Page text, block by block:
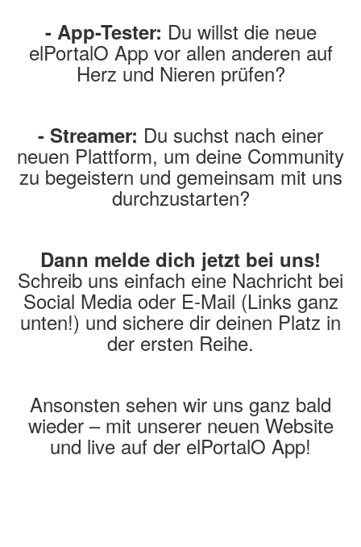
- App-Tester: Du willst die neue
elPortalO App vor allen anderen auf
Herz und Nieren prüfen?
- Streamer: Du suchst nach einer
neuen Plattform, um deine Community
zu begeistern und gemeinsam mit uns
durchzustarten?
Dann melde dich jetzt bei uns!
Schreib uns einfach eine Nachricht bei
Social Media oder E-Mail (Links ganz
unten!) und sichere dir deinen Platz in
der ersten Reihe.
Ansonsten sehen wir uns ganz bald
wieder – mit unserer neuen Website
und live auf der elPortalO App!